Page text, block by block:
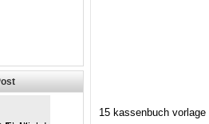
15 kassenbuch